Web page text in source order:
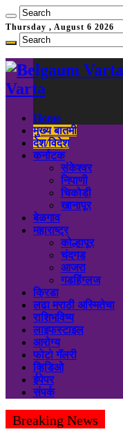
Thursday , August 6 2026
Varta
Home
मुख्य बातमी
देश/विदेश
कर्नाटक
संकेश्वर
निपाणी
चिकोडी
खानापूर
बेळगाव
महाराष्ट्र
कोल्हापूर
चंदगड
आजरा
गडहिंग्लज
क्रिडा
लढा मराठी अस्मितेचा
राशिभविष्य
लाइफस्टाइल
आरोग्य
फोटो गॅलरी
व्हिडिओ
ईपेपर
संपर्क
Breaking News